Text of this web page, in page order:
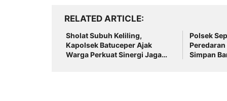
RELATED ARTICLE
Sholat Subuh Keliling,
Kapolsek Batuceper Ajak
Warga Perkuat Sinergi Jaga
Polsek
Peredaran
Simpan